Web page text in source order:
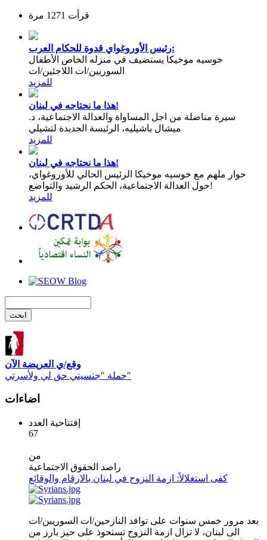
قرأت 1271 مرة
رئيس الأوروغواي قدوة للحكام العرب:
خوسيه موخيكا يستضيف في منزله الخاص الأطفال
السوريين/ات اللاجئين/ات
للمزيد
هذا ما نحتاجه في لبنان!
سيرة مناضلة من اجل المساواة والعدالة الاجتماعية، د.
ميشال باشيليه، الرئيسة الجديدة لتشيلي
للمزيد
هذا ما نحتاجه في لبنان!
حوار ملهم مع خوسيه موخيكا الرئيس الحالي للأوروغواي،
حول العدالة الاجتماعية، الحكم الرشيد والتواضع!
للمزيد
وقع/ي العريضة الآن
حملة "جنسيتي حق لي ولأسرتي"
اضاءات
إفتتاحية العدد
67
من
راصد الحقوق الاجتماعية
كفى استغلالاً: ازمة النزوح في لبنان بالارقام والوقائع
بعد مرور خمس سنوات على توافد النازحين/ات السوريين/ات
الى لبنان، لا تزال ازمة النزوح تستحوذ على حيز بارز من